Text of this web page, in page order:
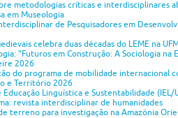
metodologias críticas e interdisciplinares
em Museologia
de Pesquisadores em
celebra duas décadas do LEME na
"Futuros em Construção: A Sociologia na
2026
do programa de mobilidade internacional
e Território 2026
Educação Linguística e Sustentabilidade (IEL/
revista interdisciplinar de humanidades
terreno para investigação na Amazónia